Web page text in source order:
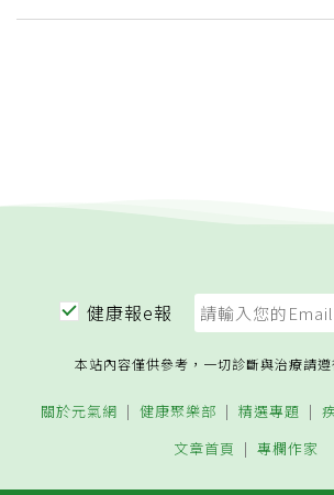
健康報e報
本站內容僅供參考，一切診斷與治療請遵
關於元氣網 健康聚樂部 精選專題
文章首頁
專欄作家